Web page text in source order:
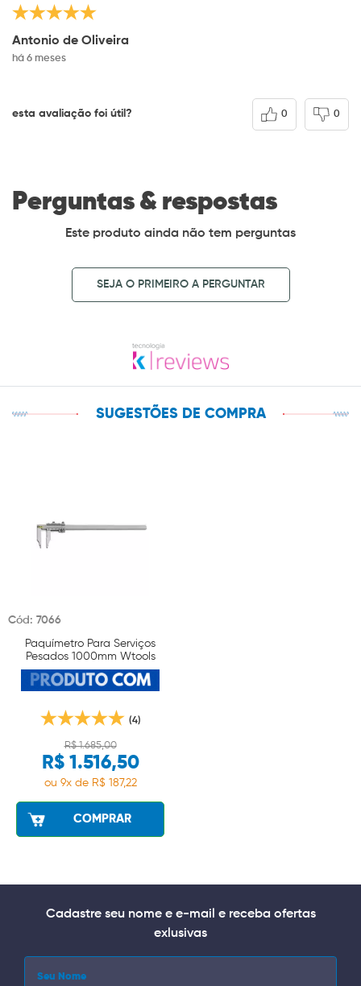
Antonio de Oliveira
há 6 meses
esta avaliação foi útil? 0 0
Perguntas & respostas
Este produto ainda não tem perguntas
SEJA O PRIMEIRO A PERGUNTAR
SUGESTÕES DE COMPRA
Cód: 7066
Paquímetro Para Serviços
Pesados 1000mm Wtools
(4)
R$ 1.685,00
R$ 1.516,50
ou 9x de R$ 187,22
COMPRAR
Cadastre seu nome e e-mail e receba ofertas
exlusivas